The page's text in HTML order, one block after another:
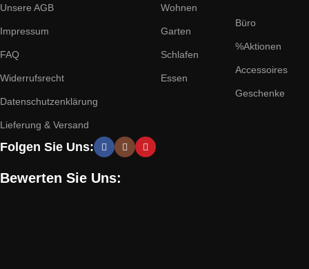
Unsere AGB
Impressum
FAQ
Widerrufsrecht
Datenschutzenklärung
Lieferung & Versand
Wohnen
Garten
Schlafen
Essen
Büro
%Aktionen
Accessoires
Geschenke
Folgen Sie Uns:
Bewerten Sie Uns: